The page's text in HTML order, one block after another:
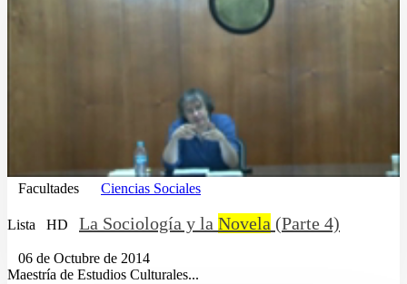
Facultades Ciencias Sociales
Lista HD La Sociología y la Novela (Parte 4)
06 de Octubre de 2014
Maestría de Estudios Culturales...